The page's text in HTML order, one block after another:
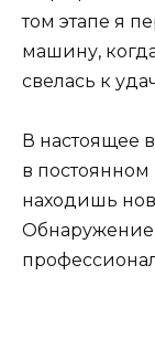
том этапе я
машину,
свелась к
В настоящее
в
находишь
Обнаружение